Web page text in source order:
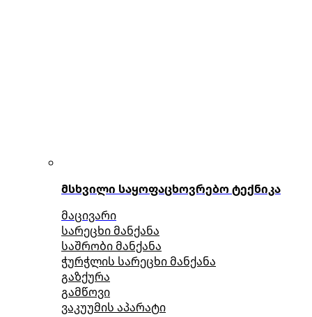
მსხვილი საყოფაცხოვრებო ტექნიკა
მაცივარი
სარეცხი მანქანა
საშრობი მანქანა
ჭურჭლის სარეცხი მანქანა
გაზქურა
გამწოვი
ვაკუუმის აპარატი